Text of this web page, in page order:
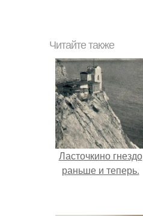
Читайте также
Ласточкино гнездо
раньше и теперь.